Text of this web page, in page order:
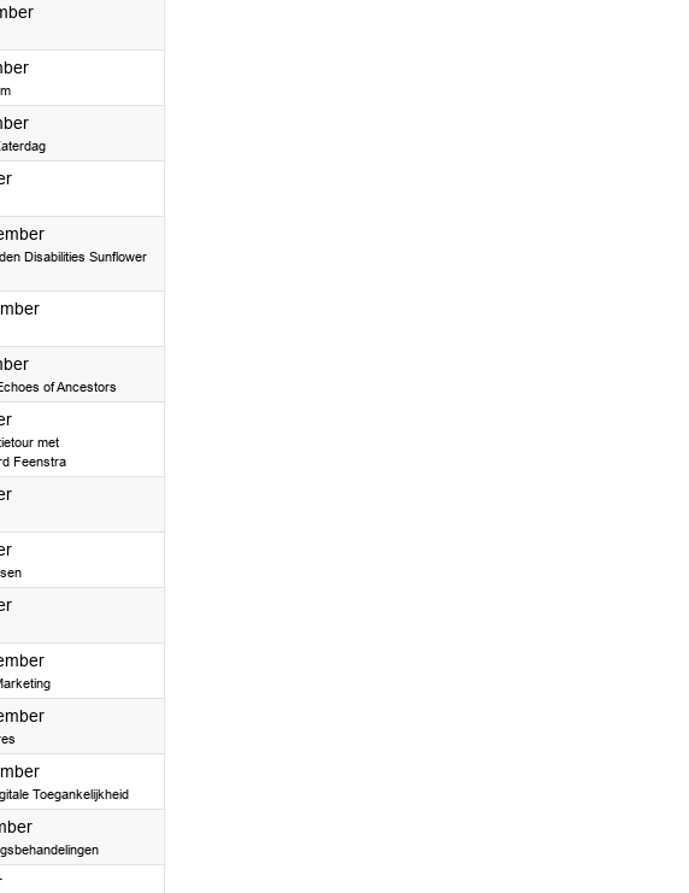
2024
2024
2024
2024
2024
Disabilities Sunflower
2024
2024
of Ancestors
2024
met
Feenstra
2024
2024
2024
2024
2024
2024
Toegankelijkheid
2024
2024